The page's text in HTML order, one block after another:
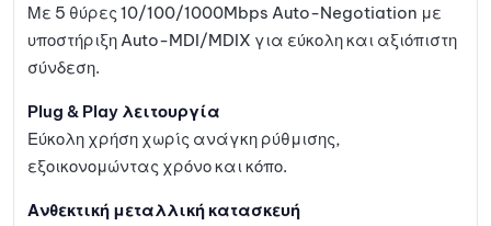
Με 5 θύρες 10/100/1000Mbps Auto-Negotiation με
υποστήριξη Auto-MDI/MDIX για εύκολη και αξιόπιστη
σύνδεση.
Plug & Play λειτουργία
Εύκολη χρήση χωρίς ανάγκη ρύθμισης,
εξοικονομώντας χρόνο και κόπο.
Ανθεκτική μεταλλική κατασκευή